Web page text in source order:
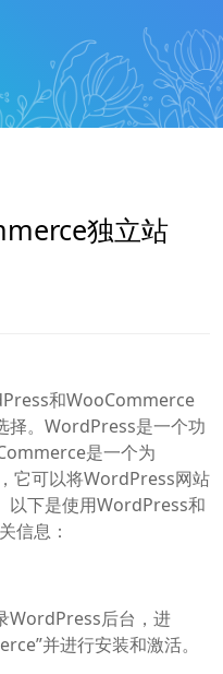
独立站
和WooCommerce
择。WordPress是一个功
是一个为
它可以将WordPress网站
以下是使用WordPress和
信息：
WordPress后台，进
并进行安装和激活。